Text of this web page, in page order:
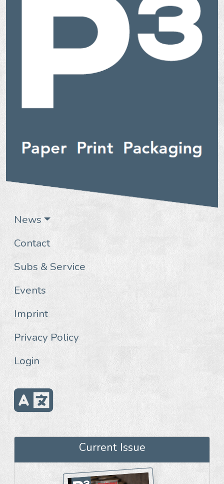
News
Contact
Subs & Service
Events
Imprint
Privacy Policy
Login
Current Issue